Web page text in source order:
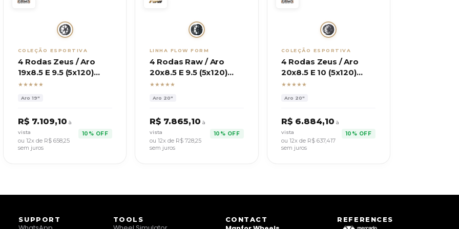
COLEÇÃO ESPORTIVA
4 Rodas Zeus / Aro
19x8.5 E 9.5 (5x120)
ET35/38 / Modelo BBS
★★★★★
Aro 19"
R$ 7.109,10 à
vista
ou 12x de R$ 658,25
sem juros
10% OFF
LINHA FLOW FORM
4 Rodas Raw / Aro
20x8.5 E 9.5 (5x120)
ET35/38 / Modelo HRE
★★★★★
Aro 20"
R$ 7.865,10 à
vista
ou 12x de R$ 728,25
sem juros
10% OFF
COLEÇÃO ESPORTIVA
4 Rodas Zeus / Aro
20x8.5 E 10 (5x120)
ET30/40 / Mod. BMW
★★★★★
Aro 20"
R$ 6.884,10 à
vista
ou 12x de R$ 637,417
sem juros
10% OFF
SUPPORT TOOLS CONTACT REFERENCES